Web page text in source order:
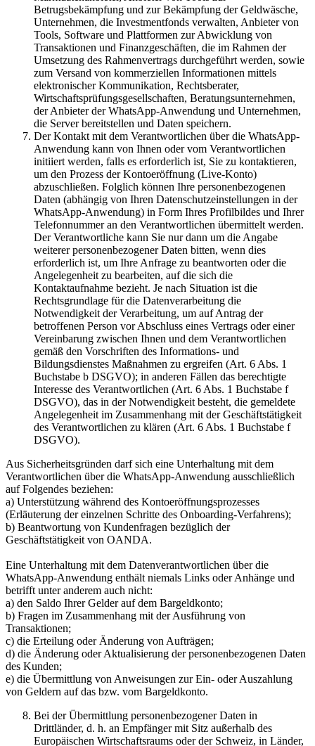
Betrugsbekämpfung und zur Bekämpfung der Geldwäsche,
Unternehmen, die Investmentfonds verwalten, Anbieter von
Tools, Software und Plattformen zur Abwicklung von
Transaktionen und Finanzgeschäften, die im Rahmen der
Umsetzung des Rahmenvertrags durchgeführt werden, sowie
zum Versand von kommerziellen Informationen mittels
elektronischer Kommunikation, Rechtsberater,
Wirtschaftsprüfungsgesellschaften, Beratungsunternehmen,
der Anbieter der WhatsApp-Anwendung und Unternehmen,
die Server bereitstellen und Daten speichern.
Der Kontakt mit dem Verantwortlichen über die WhatsApp-
Anwendung kann von Ihnen oder vom Verantwortlichen
initiiert werden, falls es erforderlich ist, Sie zu kontaktieren,
um den Prozess der Kontoeröffnung (Live-Konto)
abzuschließen. Folglich können Ihre personenbezogenen
Daten (abhängig von Ihren Datenschutzeinstellungen in der
WhatsApp-Anwendung) in Form Ihres Profilbildes und Ihrer
Telefonnummer an den Verantwortlichen übermittelt werden.
Der Verantwortliche kann Sie nur dann um die Angabe
weiterer personenbezogener Daten bitten, wenn dies
erforderlich ist, um Ihre Anfrage zu beantworten oder die
Angelegenheit zu bearbeiten, auf die sich die
Kontaktaufnahme bezieht. Je nach Situation ist die
Rechtsgrundlage für die Datenverarbeitung die
Notwendigkeit der Verarbeitung, um auf Antrag der
betroffenen Person vor Abschluss eines Vertrags oder einer
Vereinbarung zwischen Ihnen und dem Verantwortlichen
gemäß den Vorschriften des Informations- und
Bildungsdienstes Maßnahmen zu ergreifen (Art. 6 Abs. 1
Buchstabe b DSGVO); in anderen Fällen das berechtigte
Interesse des Verantwortlichen (Art. 6 Abs. 1 Buchstabe f
DSGVO), das in der Notwendigkeit besteht, die gemeldete
Angelegenheit im Zusammenhang mit der Geschäftstätigkeit
des Verantwortlichen zu klären (Art. 6 Abs. 1 Buchstabe f
DSGVO).
Aus Sicherheitsgründen darf sich eine Unterhaltung mit dem
Verantwortlichen über die WhatsApp-Anwendung ausschließlich
auf Folgendes beziehen:
a) Unterstützung während des Kontoeröffnungsprozesses
(Erläuterung der einzelnen Schritte des Onboarding-Verfahrens);
b) Beantwortung von Kundenfragen bezüglich der
Geschäftstätigkeit von OANDA.
Eine Unterhaltung mit dem Datenverantwortlichen über die
WhatsApp-Anwendung enthält niemals Links oder Anhänge und
betrifft unter anderem auch nicht:
a) den Saldo Ihrer Gelder auf dem Bargeldkonto;
b) Fragen im Zusammenhang mit der Ausführung von
Transaktionen;
c) die Erteilung oder Änderung von Aufträgen;
d) die Änderung oder Aktualisierung der personenbezogenen Daten
des Kunden;
e) die Übermittlung von Anweisungen zur Ein- oder Auszahlung
von Geldern auf das bzw. vom Bargeldkonto.
Bei der Übermittlung personenbezogener Daten in
Drittländer, d. h. an Empfänger mit Sitz außerhalb des
Europäischen Wirtschaftsraums oder der Schweiz, in Länder,